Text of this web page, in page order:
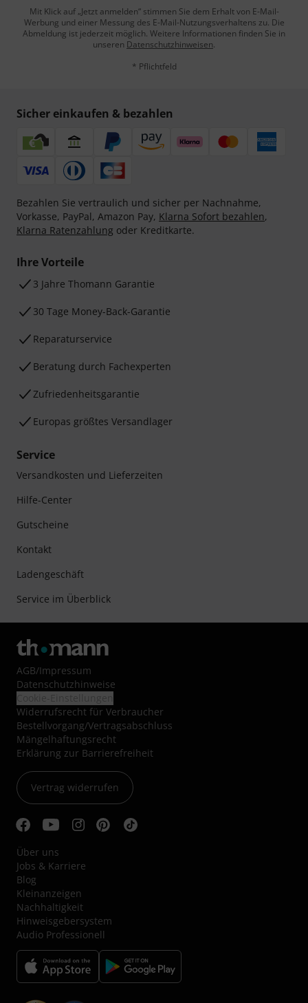
Mit Klick auf „Jetzt anmelden“ stimmen Sie dem Erhalt von E-Mail-
Werbung und einer Messung des E-Mail-Nutzungsverhaltens zu. Die
Abmeldung ist jederzeit möglich. Weitere Informationen finden Sie in
unseren Datenschutzhinweisen.
* Pflichtfeld
Sicher einkaufen & bezahlen
Bezahlen Sie vertraulich und sicher per Nachnahme,
Vorkasse, PayPal, Amazon Pay, Klarna Sofort bezahlen,
Klarna Ratenzahlung oder Kreditkarte.
Ihre Vorteile
3 Jahre Thomann Garantie
30 Tage Money-Back-Garantie
Reparaturservice
Beratung durch Fachexperten
Zufriedenheitsgarantie
Europas größtes Versandlager
Service
Versandkosten und Lieferzeiten
Hilfe-Center
Gutscheine
Kontakt
Ladengeschäft
Service im Überblick
AGB/Impressum
Datenschutzhinweise
Widerrufsrecht für Verbraucher
Bestellvorgang/Vertragsabschluss
Mängelhaftungsrecht
Erklärung zur Barrierefreiheit
Vertrag widerrufen
Über uns
Jobs & Karriere
Blog
Kleinanzeigen
Nachhaltigkeit
Hinweisgebersystem
Audio Professionell